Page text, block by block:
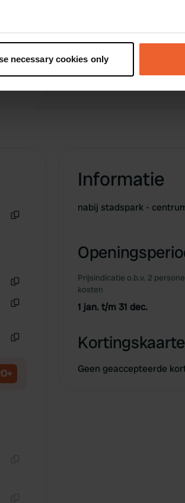
which can be accurate to within
and set your preferences in the
necessary cookies only
u bij de stands. Eenvoudig te
Informatie
nabij stadspark -
Prijsindicatie o.b.v. 2
kosten
1 jan. t/m 31 dec.
Geen geaccepteerde